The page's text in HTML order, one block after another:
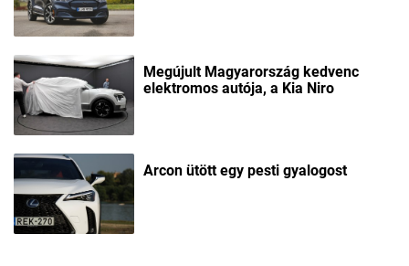
Megújult Magyarország kedvenc
elektromos autója, a Kia Niro
Arcon ütött egy pesti gyalogost